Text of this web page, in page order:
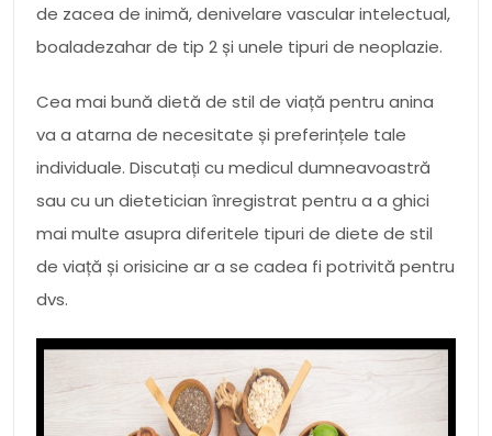
de zacea de inimă, denivelare vascular intelectual,
boaladezahar de tip 2 și unele tipuri de neoplazie.
Cea mai bună dietă de stil de viață pentru anina
va a atarna de necesitate și preferințele tale
individuale. Discutați cu medicul dumneavoastră
sau cu un dietetician înregistrat pentru a a ghici
mai multe asupra diferitele tipuri de diete de stil
de viață și orisicine ar a se cadea fi potrivită pentru
dvs.